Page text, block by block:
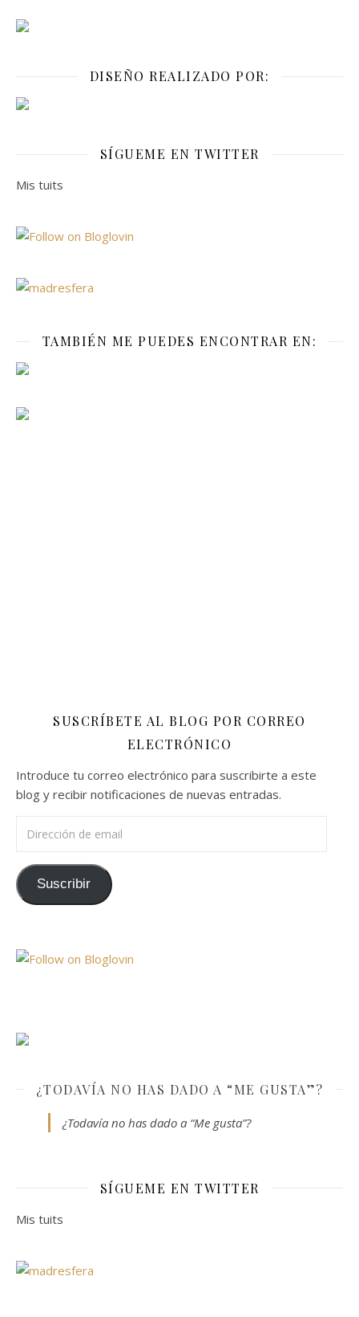
DISEÑO REALIZADO POR:
SÍGUEME EN TWITTER
Mis tuits
TAMBIÉN ME PUEDES ENCONTRAR EN:
SUSCRÍBETE AL BLOG POR CORREO
ELECTRÓNICO
Introduce tu correo electrónico para suscribirte a este
blog y recibir notificaciones de nuevas entradas.
Suscribir
¿TODAVÍA NO HAS DADO A “ME GUSTA”?
¿Todavía no has dado a “Me gusta”?
SÍGUEME EN TWITTER
Mis tuits